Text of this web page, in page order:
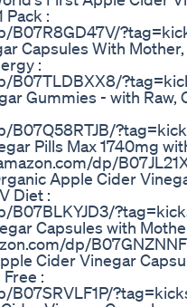
Pack :
B07R8GD47V/
Capsules With
:
B07TLDBXX8/
Gummies - with Raw,
B07Q58RTJB/
Pills Max 1740mg
dp/
Apple Cider
Diet :
B07BLKYJD3/
Capsules with
dp/
Cider Vinegar
:
B07SRVLF1P/